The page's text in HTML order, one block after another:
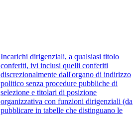
Incarichi dirigenziali, a qualsiasi titolo
conferiti, ivi inclusi quelli conferiti
discrezionalmente dall'organo di indirizzo
politico senza procedure pubbliche di
selezione e titolari di posizione
organizzativa con funzioni dirigenziali (da
pubblicare in tabelle che distinguano le